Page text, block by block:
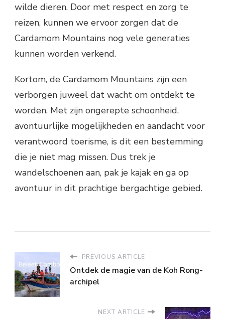
wilde dieren. Door met respect en zorg te
reizen, kunnen we ervoor zorgen dat de
Cardamom Mountains nog vele generaties
kunnen worden verkend.
Kortom, de Cardamom Mountains zijn een
verborgen juweel dat wacht om ontdekt te
worden. Met zijn ongerepte schoonheid,
avontuurlijke mogelijkheden en aandacht voor
verantwoord toerisme, is dit een bestemming
die je niet mag missen. Dus trek je
wandelschoenen aan, pak je kajak en ga op
avontuur in dit prachtige bergachtige gebied.
PREVIOUS ARTICLE
Ontdek de magie van de Koh Rong-
archipel
NEXT ARTICLE